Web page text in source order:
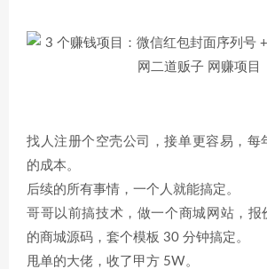
找人注册个空壳公司，接单更容易，每
的成本。
后续的所有事情，一个人就能搞定。
哥哥以前搞技术，做一个商城网站，
的商城源码，套个模板 30 分钟搞定。
甩单的大佬，收了甲方 5W。